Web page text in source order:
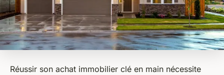
Réussir son achat immobilier clé en main nécessite